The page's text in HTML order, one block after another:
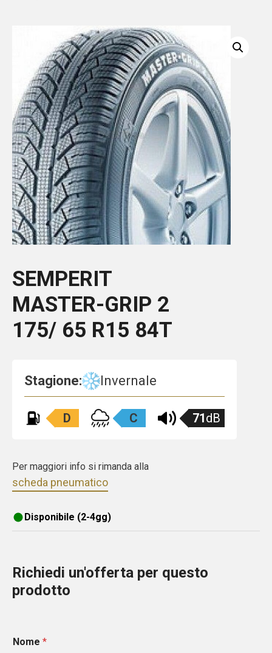
SEMPERIT
MASTER-GRIP 2
175/ 65 R15 84T
Stagione: Invernale
D C 71dB
Per maggiori info si rimanda alla
scheda pneumatico
Disponibile (2-4gg)
Richiedi un'offerta per questo
prodotto
Nome *